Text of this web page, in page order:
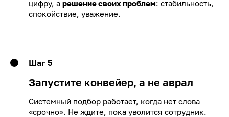
цифру, а решение своих проблем: стабильность,
спокойствие, уважение.
Шаг 5
Запустите конвейер, а не аврал
Системный подбор работает, когда нет слова
«срочно». Не ждите, пока уволится сотрудник.